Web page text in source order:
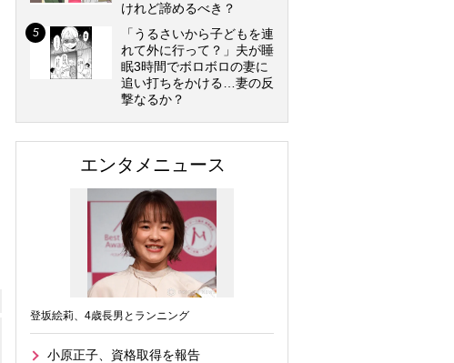
けれど諦めるべき？
「うるさいから子どもを連
れて外に行って？」夫が睡
眠3時間でボロボロの妻に
追い打ちをかける…妻の反
撃なるか？
エンタメニュース
登坂絵莉、4歳長男とランニング
小原正子、資格取得を報告